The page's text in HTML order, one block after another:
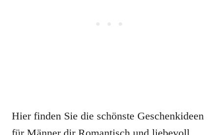
Hier finden Sie die schönste Geschenkideen